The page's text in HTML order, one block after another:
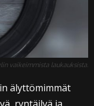
vaikeimmista laukauksista.
älyttömimmät